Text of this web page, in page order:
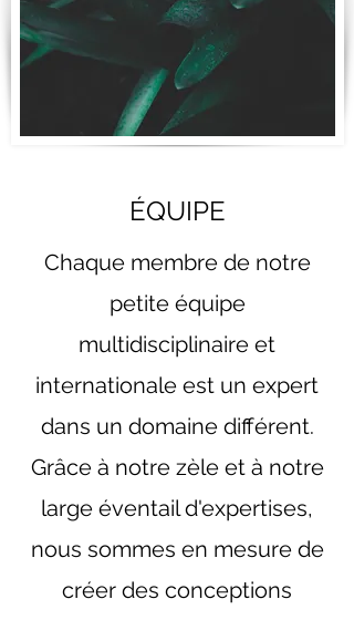
ÉQUIPE
Chaque membre de notre
petite équipe
multidisciplinaire et
internationale est un expert
dans un domaine différent.
Grâce à notre zèle et à notre
large éventail d'expertises,
nous sommes en mesure de
créer des conceptions